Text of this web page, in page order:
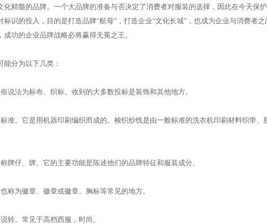
化精髓的品牌。一个大品牌的准备与否决定了消费者对服装的选择，因此在今天保
标识的投入，目的是打造品牌“航母”，打造企业“文化长城”，也成为企业与消费者
成功的企业品牌战略必将赢得无冕之王。
能分为以下几类：
说法为标布、织标。收到的大多数投标是装饰和其他地方。
准。它是用机器印刷编织而成的。梭织纱线是由一般标准的洗衣机印刷材料织带
牌仔、牌。它的主要功能是陈述他们的品牌特征和服装成分。
称为徽章、徽章或徽章。胸标等常见的地方。
铃。常见于高档西服，时尚。